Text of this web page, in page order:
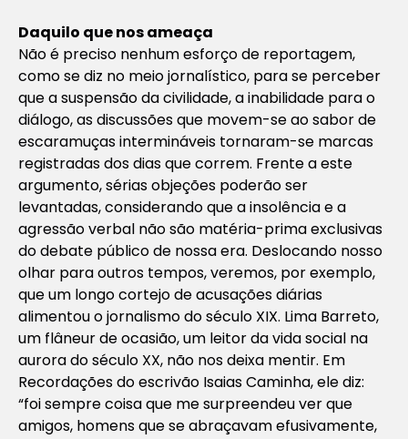
Daquilo que nos ameaça
Não é preciso nenhum esforço de reportagem,
como se diz no meio jornalístico, para se perceber
que a suspensão da civilidade, a inabilidade para o
diálogo, as discussões que movem-se ao sabor de
escaramuças intermináveis tornaram-se marcas
registradas dos dias que correm. Frente a este
argumento, sérias objeções poderão ser
levantadas, considerando que a insolência e a
agressão verbal não são matéria-prima exclusivas
do debate público de nossa era. Deslocando nosso
olhar para outros tempos, veremos, por exemplo,
que um longo cortejo de acusações diárias
alimentou o jornalismo do século XIX. Lima Barreto,
um flâneur de ocasião, um leitor da vida social na
aurora do século XX, não nos deixa mentir. Em
Recordações do escrivão Isaias Caminha, ele diz:
“foi sempre coisa que me surpreendeu ver que
amigos, homens que se abraçavam efusivamente,